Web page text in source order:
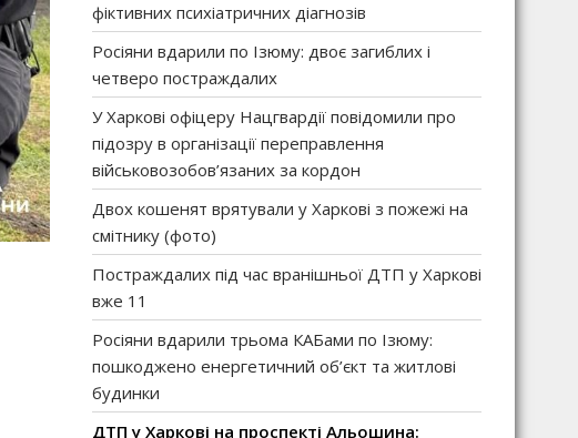
фіктивних психіатричних діагнозів
Росіяни вдарили по Ізюму: двоє загиблих і
четверо постраждалих
У Харкові офіцеру Нацгвардії повідомили про
підозру в організації переправлення
військовозобов’язаних за кордон
Двох кошенят врятували у Харкові з пожежі на
смітнику (фото)
Постраждалих під час вранішньої ДТП у Харкові
вже 11
Росіяни вдарили трьома КАБами по Ізюму:
пошкоджено енергетичний об’єкт та житлові
будинки
ДТП у Харкові на проспекті Альошина: